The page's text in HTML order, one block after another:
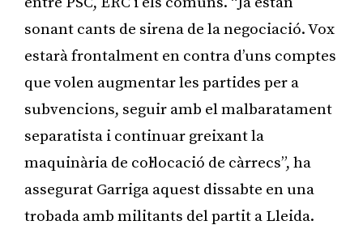
sonant cants de sirena de la negociació. Vox
estarà frontalment en contra d’uns comptes
que volen augmentar les partides per a
subvencions, seguir amb el malbaratament
separatista i continuar greixant la
maquinària de col·locació de càrrecs”, ha
assegurat Garriga aquest dissabte en una
trobada amb militants del partit a Lleida.